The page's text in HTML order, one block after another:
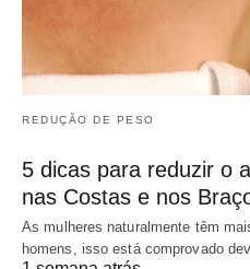
REDUÇÃO DE PESO
5 dicas para reduzir o
nas Costas e nos
As mulheres naturalmente têm
homens, isso está comprovado